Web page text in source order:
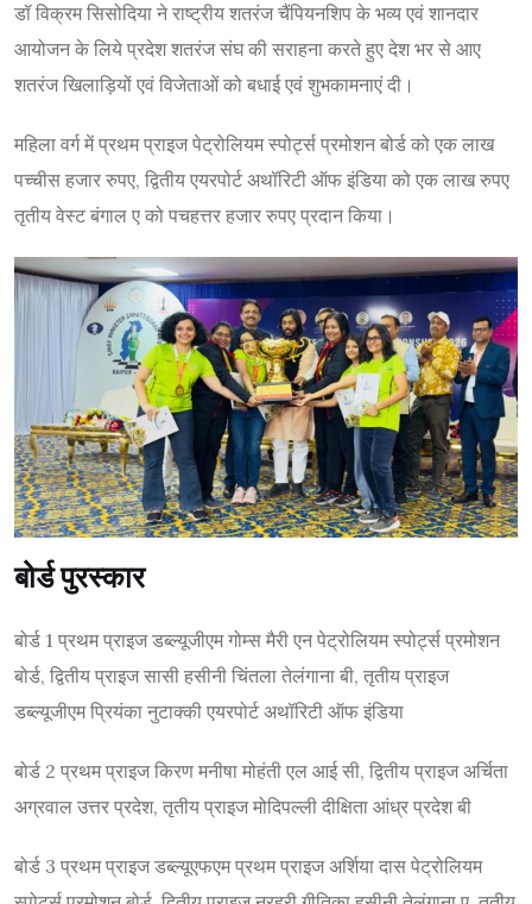
डॉ विक्रम सिसोदिया ने राष्ट्रीय शतरंज चैंपियनशिप के भव्य एवं शानदार
आयोजन के लिये प्रदेश शतरंज संघ की सराहना करते हुए देश भर से आए
शतरंज खिलाड़ियों एवं विजेताओं को बधाई एवं शुभकामनाएं दी।
महिला वर्ग में प्रथम प्राइज पेट्रोलियम स्पोर्ट्स प्रमोशन बोर्ड को एक लाख
पच्चीस हजार रुपए, द्वितीय एयरपोर्ट अथॉरिटी ऑफ इंडिया को एक लाख रुपए
तृतीय वेस्ट बंगाल ए को पचहत्तर हजार रुपए प्रदान किया।
बोर्ड पुरस्कार
बोर्ड 1 प्रथम प्राइज डब्ल्यूजीएम गोम्स मैरी एन पेट्रोलियम स्पोर्ट्स प्रमोशन
बोर्ड, द्वितीय प्राइज सासी हसीनी चिंतला तेलंगाना बी, तृतीय प्राइज
डब्ल्यूजीएम प्रियंका नुटाक्की एयरपोर्ट अथॉरिटी ऑफ इंडिया
बोर्ड 2 प्रथम प्राइज किरण मनीषा मोहंती एल आई सी, द्वितीय प्राइज अर्चिता
अग्रवाल उत्तर प्रदेश, तृतीय प्राइज मोदिपल्ली दीक्षिता आंध्र प्रदेश बी
बोर्ड 3 प्रथम प्राइज डब्ल्यूएफएम प्रथम प्राइज अर्शिया दास पेट्रोलियम